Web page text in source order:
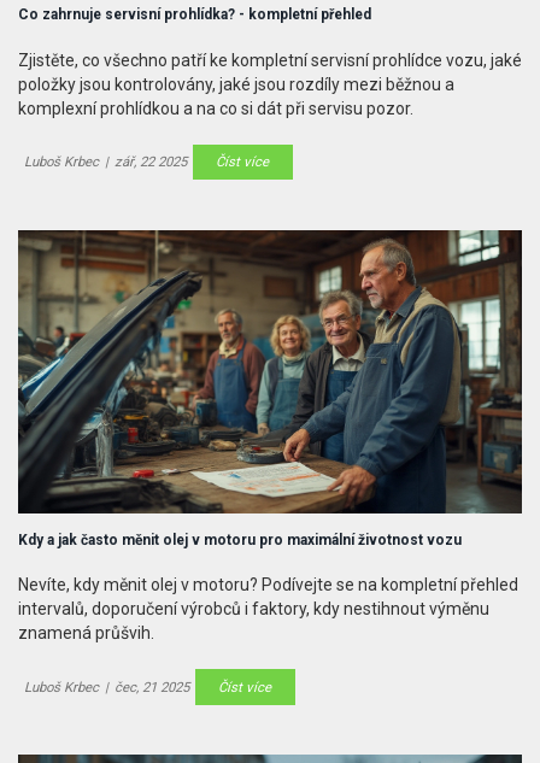
Co zahrnuje servisní prohlídka? - kompletní přehled
Zjistěte, co všechno patří ke kompletní servisní prohlídce vozu, jaké
položky jsou kontrolovány, jaké jsou rozdíly mezi běžnou a
komplexní prohlídkou a na co si dát při servisu pozor.
Luboš Krbec | zář, 22 2025 Číst více
Kdy a jak často měnit olej v motoru pro maximální životnost vozu
Nevíte, kdy měnit olej v motoru? Podívejte se na kompletní přehled
intervalů, doporučení výrobců i faktory, kdy nestihnout výměnu
znamená průšvih.
Luboš Krbec | čec, 21 2025 Číst více